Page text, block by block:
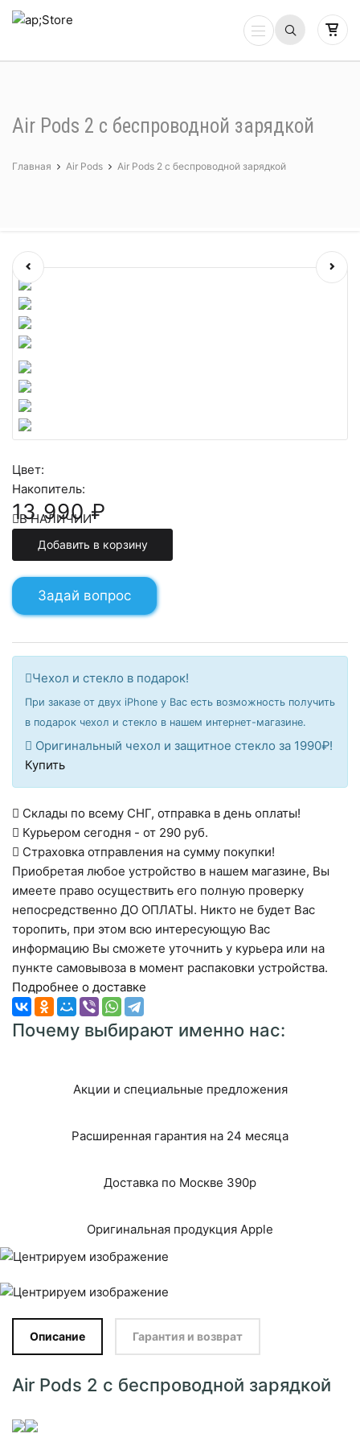
Air Pods 2 с беспроводной зарядкой
Главная Air Pods Air Pods 2 с беспроводной зарядкой
Цвет:
Накопитель:
13 990 ₽
В НАЛИЧИИ
Добавить в корзину
Задай вопрос
Чехол и стекло в подарок!
При заказе от двух iPhone у Вас есть возможность получить
в подарок чехол и стекло в нашем интернет-магазине.
Оригинальный чехол и защитное стекло за 1990₽!
Купить
Склады по всему СНГ, отправка в день оплаты!
Курьером сегодня - от 290 руб.
Страховка отправления на сумму покупки!
Приобретая любое устройство в нашем магазине, Вы
имеете право осуществить его полную проверку
непосредственно ДО ОПЛАТЫ. Никто не будет Вас
торопить, при этом всю интересующую Вас
информацию Вы сможете уточнить у курьера или на
пункте самовывоза в момент распаковки устройства.
Подробнее о доставке
Почему выбирают именно нас:
Акции и специальные предложения
Расширенная гарантия на 24 месяца
Доставка по Москве 390р
Оригинальная продукция Apple
Описание Гарантия и возврат
Air Pods 2 с беспроводной зарядкой